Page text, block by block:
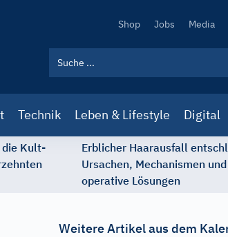
Secondary
Shop Jobs Media
Technik Leben & Lifestyle Digital
die Kult-
Erblicher Haarausfall
Ursachen, Mechanismen
operative Lösungen
Weitere Artikel aus dem